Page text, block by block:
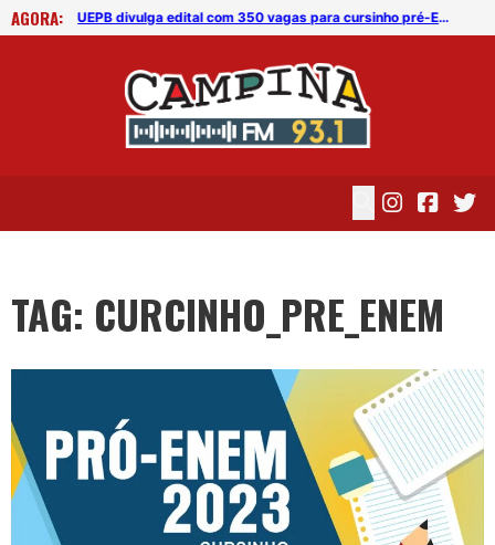
AGORA:
UEPB divulga edital com 350 vagas para cursinho pré-Enem UEPB divulga edital com 350 vagas para cursinho pré-Enem
TAG: CURCINHO_PRE_ENEM